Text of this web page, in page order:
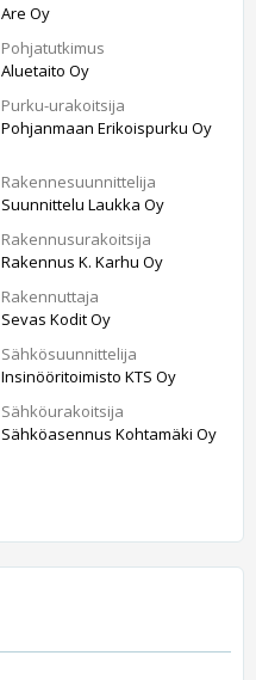
Are Oy
Pohjatutkimus
Aluetaito Oy
Purku-urakoitsija
Pohjanmaan Erikoispurku Oy
Rakennesuunnittelija
Suunnittelu Laukka Oy
Rakennusurakoitsija
Rakennus K. Karhu Oy
Rakennuttaja
Sevas Kodit Oy
Sähkösuunnittelija
Insinööritoimisto KTS Oy
Sähköurakoitsija
Sähköasennus Kohtamäki Oy